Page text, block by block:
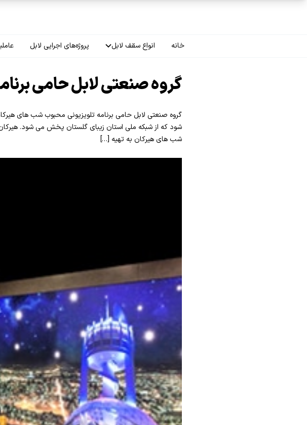
خانه انواع سقف لابل
سقف گلکسی
پروژه‌های اجرایی لابل
گروه صنعتی لابل حامی
گروه صنعتی لابل حامی برنامه تلویزیونی محبوب شب های
شود که از شبکه ملی استان زیبای گلستان پخش می شود.
شب های هیرکان به تهیه […]